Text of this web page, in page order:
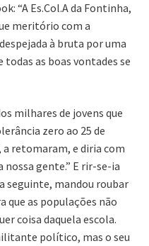
“A Es.Col.A da Fontinha,
meritório com a
à bruta por uma
as boas vontades se
milhares de jovens que
zero ao 25 de
a retomaram, e diria com
nossa gente.” E rir-se-ia
seguinte, mandou roubar
que as populações não
coisa daquela escola.
político, mas o seu